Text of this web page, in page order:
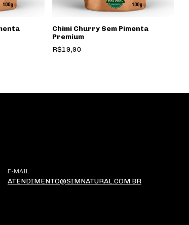
Chimi Churry Sem Pimenta
Premium
R$19,90
E-MAIL
ATENDIMENTO@SIMNATURAL.COM.BR